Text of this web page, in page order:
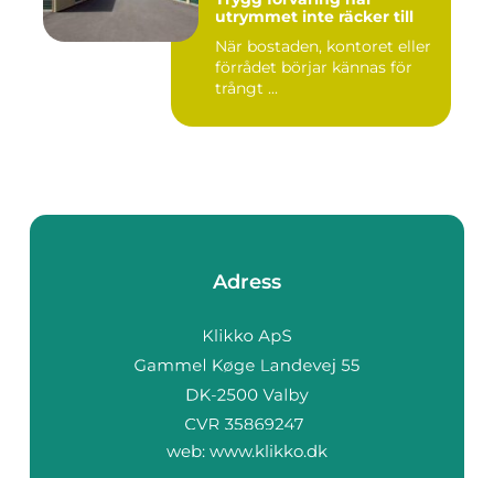
utrymmet inte räcker till
När bostaden, kontoret eller
förrådet börjar kännas för
trångt ...
Adress
web: www.klikko.dk